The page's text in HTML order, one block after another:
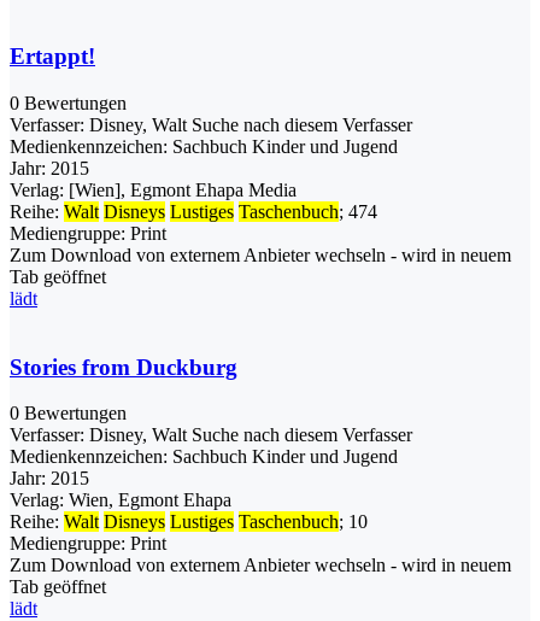
Ertappt!
0 Bewertungen
Verfasser: Disney, Walt Suche nach diesem Verfasser
Medienkennzeichen: Sachbuch Kinder und Jugend
Jahr: 2015
Verlag: [Wien], Egmont Ehapa Media
Reihe: Walt Disneys Lustiges Taschenbuch; 474
Mediengruppe: Print
Zum Download von externem Anbieter wechseln - wird in neuem
Tab geöffnet
lädt
Stories from Duckburg
0 Bewertungen
Verfasser: Disney, Walt Suche nach diesem Verfasser
Medienkennzeichen: Sachbuch Kinder und Jugend
Jahr: 2015
Verlag: Wien, Egmont Ehapa
Reihe: Walt Disneys Lustiges Taschenbuch; 10
Mediengruppe: Print
Zum Download von externem Anbieter wechseln - wird in neuem
Tab geöffnet
lädt